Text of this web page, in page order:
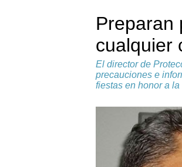
Preparan
cualquier
El director de
precauciones e
fiestas en honor a